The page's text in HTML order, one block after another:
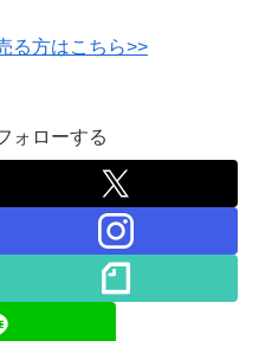
る方はこちら>>
ォローする